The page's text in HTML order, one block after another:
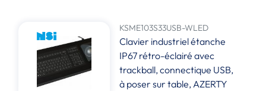
KSME103S33USB-WLED
Clavier industriel étanche
IP67 rétro-éclairé avec
trackball, connectique USB,
à poser sur table, AZERTY